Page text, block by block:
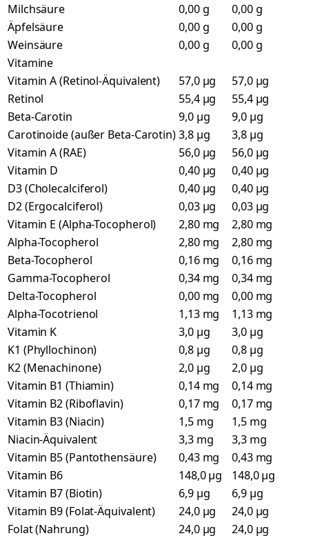
Milchsäure
0,00 g
0,00 g
Äpfelsäure
0,00 g
0,00 g
Weinsäure
0,00 g
0,00 g
Vitamine
Vitamin A (Retinol-Äquivalent)
57,0 µg
57,0 µg
Retinol
55,4 µg
55,4 µg
Beta-Carotin
9,0 µg
9,0 µg
Carotinoide (außer Beta-Carotin)3,8 µg
3,8 µg
Vitamin A (RAE)
56,0 µg
56,0 µg
Vitamin D
0,40 µg
0,40 µg
D3 (Cholecalciferol)
0,40 µg
0,40 µg
D2 (Ergocalciferol)
0,03 µg
0,03 µg
Vitamin E (Alpha-Tocopherol)
2,80 mg
2,80 mg
Alpha-Tocopherol
2,80 mg
2,80 mg
Beta-Tocopherol
0,16 mg
0,16 mg
Gamma-Tocopherol
0,34 mg
0,34 mg
Delta-Tocopherol
0,00 mg
0,00 mg
Alpha-Tocotrienol
1,13 mg
1,13 mg
Vitamin K
3,0 µg
3,0 µg
K1 (Phyllochinon)
0,8 µg
0,8 µg
K2 (Menachinone)
2,0 µg
2,0 µg
Vitamin B1 (Thiamin)
0,14 mg
0,14 mg
Vitamin B2 (Riboflavin)
0,17 mg
0,17 mg
Vitamin B3 (Niacin)
1,5 mg
1,5 mg
Niacin-Äquivalent
3,3 mg
3,3 mg
Vitamin B5 (Pantothensäure)
0,43 mg
0,43 mg
Vitamin B6
148,0 µg
148,0 µg
Vitamin B7 (Biotin)
6,9 µg
6,9 µg
Vitamin B9 (Folat-Äquivalent)
24,0 µg
24,0 µg
Folat (Nahrung)
24,0 µg
24,0 µg